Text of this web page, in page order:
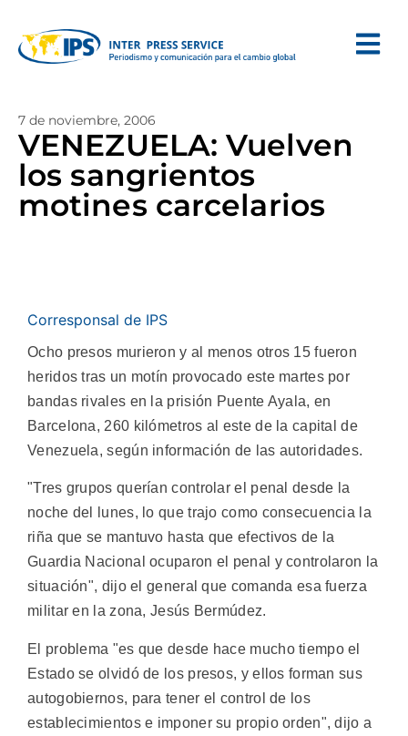
7 de noviembre, 2006
VENEZUELA: Vuelven
los sangrientos
motines carcelarios
Corresponsal de IPS
Ocho presos murieron y al menos otros 15 fueron
heridos tras un motín provocado este martes por
bandas rivales en la prisión Puente Ayala, en
Barcelona, 260 kilómetros al este de la capital de
Venezuela, según información de las autoridades.
"Tres grupos querían controlar el penal desde la
noche del lunes, lo que trajo como consecuencia la
riña que se mantuvo hasta que efectivos de la
Guardia Nacional ocuparon el penal y controlaron la
situación", dijo el general que comanda esa fuerza
militar en la zona, Jesús Bermúdez.
El problema "es que desde hace mucho tiempo el
Estado se olvidó de los presos, y ellos forman sus
autogobiernos, para tener el control de los
establecimientos e imponer su propio orden", dijo a